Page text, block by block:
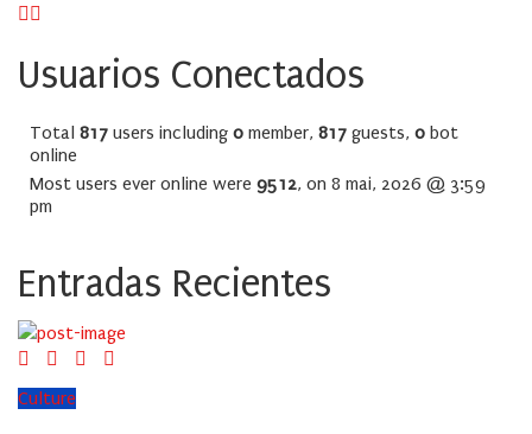
Usuarios Conectados
Total 817 users including 0 member, 817 guests, 0 bot
online
Most users ever online were 9512, on 8 mai, 2026 @ 3:59
pm
Entradas Recientes
Culture